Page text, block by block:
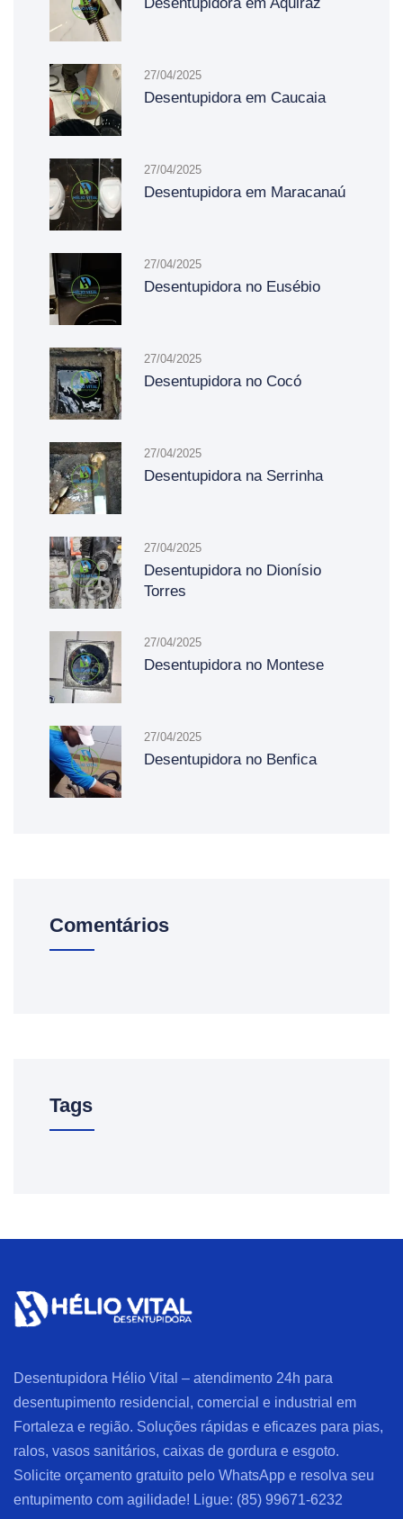
27/04/2025
Desentupidora em Caucaia
27/04/2025
Desentupidora em Maracanaú
27/04/2025
Desentupidora no Eusébio
27/04/2025
Desentupidora no Cocó
27/04/2025
Desentupidora na Serrinha
27/04/2025
Desentupidora no Dionísio
Torres
27/04/2025
Desentupidora no Montese
27/04/2025
Desentupidora no Benfica
Comentários
Tags
Desentupidora Hélio Vital – atendimento 24h para
desentupimento residencial, comercial e industrial em
Fortaleza e região. Soluções rápidas e eficazes para pias,
ralos, vasos sanitários, caixas de gordura e esgoto.
Solicite orçamento gratuito pelo WhatsApp e resolva seu
entupimento com agilidade! Ligue: (85) 99671-6232